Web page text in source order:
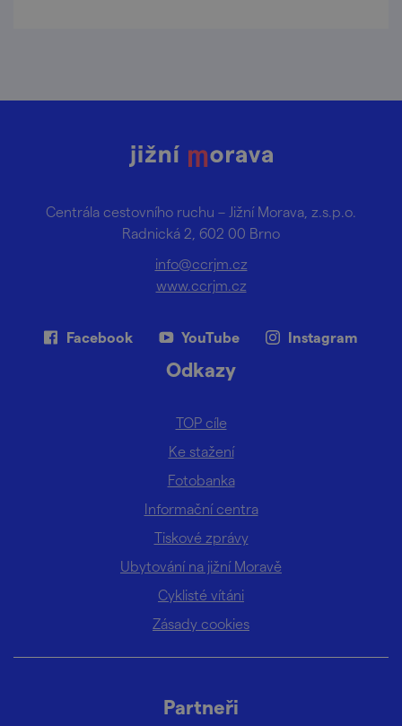
Centrála cestovního ruchu – Jižní Morava, z.s.p.o.
Radnická 2, 602 00 Brno
info@ccrjm.cz
www.ccrjm.cz
Facebook YouTube Instagram
Odkazy
TOP cíle
Ke stažení
Fotobanka
Informační centra
Tiskové zprávy
Ubytování na jižní Moravě
Cyklisté vítáni
Zásady cookies
Partneři